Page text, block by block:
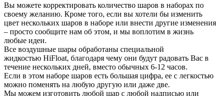
Вы можете корректировать количество шаров в наборах по
своему желанию. Кроме того, если вы хотели бы изменить
цвет нескольких шаров в наборе или внести другие изменения
– просто сообщите нам об этом, и мы воплотим в жизнь
любые идеи.
Все воздушные шары обработаны специальной
жидкостью HiFloat, благодаря чему они будут радовать Вас в
течение нескольких дней, вместо обычных 6-12 часов.
Если в этом наборе шаров есть большая цифра, ее с легкостью
можно поменять на любую другую или даже две.
Мы можем изготовить любой шар с любой надписью или